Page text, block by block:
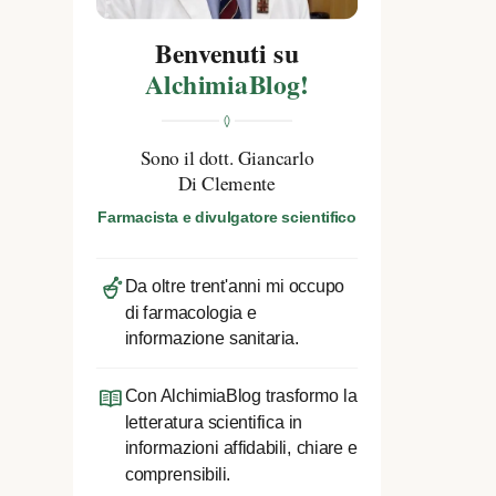
Benvenuti su
AlchimiaBlog!
Sono il dott. Giancarlo
Di Clemente
Farmacista e divulgatore scientifico
Da oltre trent'anni mi occupo
di farmacologia e
informazione sanitaria.
Con AlchimiaBlog trasformo la
letteratura scientifica in
informazioni affidabili, chiare e
comprensibili.